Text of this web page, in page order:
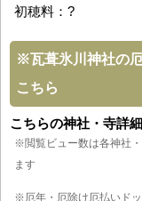
初穂料：?
※瓦葺氷川神社の
こちら
こちらの神社・寺詳
※閲覧ビュー数は各神社
ます
※厄年・厄除け厄払いド